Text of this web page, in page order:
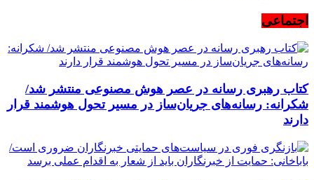
اجتماعی
کتاب رهبری رسانه در عصر هوش مصنوعی منتشر شد/
شکرانه: رسانه‌های جریان‌ساز در مسیر تحول هوشمند قرار
دارند